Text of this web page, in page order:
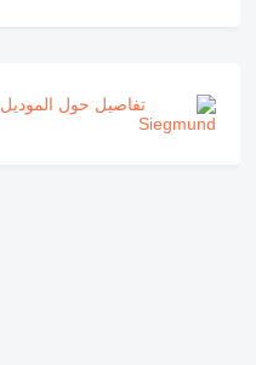
تفاصيل حول الموديل Siegmund